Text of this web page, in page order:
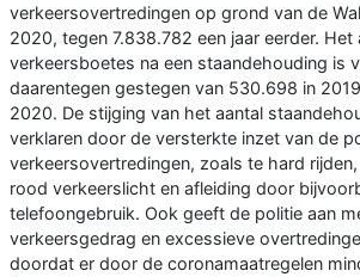
verkeersovertredingen op grond van de
2020, tegen 7.838.782 een jaar eerder. Het
verkeersboetes na een staandehouding is
daarentegen gestegen van 530.698 in
2020. De stijging van het aantal
verklaren door de versterkte inzet van de
verkeersovertredingen, zoals te hard
rood verkeerslicht en afleiding door
telefoongebruik. Ook geeft de politie aan
verkeersgedrag en excessieve
doordat er door de coronamaatregelen